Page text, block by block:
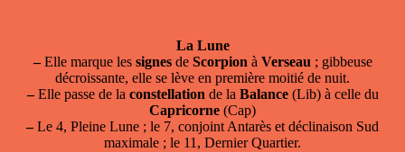
La Lune
–Elle marque les signesde Scorpion à Verseau ; gibbeuse
décroissante, elle se lève en première moitié de nuit.
–Elle passe de la constellation de la Balance(Lib) à celle du
Capricorne (Cap)
–Le 4, Pleine Lune ; le 7, conjoint Antarès et déclinaison Sud
maximale ; le 11, Dernier Quartier.